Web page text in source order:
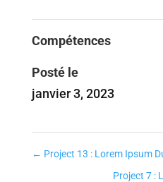
Compétences
Posté le
janvier 3, 2023
← Project 13 : Lorem Ipsum
Project 7 :